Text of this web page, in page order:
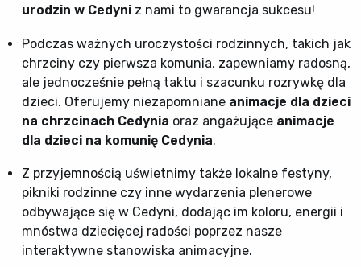
urodzin w Cedyni z nami to gwarancja sukcesu!
Podczas ważnych uroczystości rodzinnych, takich jak
chrzciny czy pierwsza komunia, zapewniamy radosną,
ale jednocześnie pełną taktu i szacunku rozrywkę dla
dzieci. Oferujemy niezapomniane animacje dla dzieci
na chrzcinach Cedynia oraz angażujące animacje
dla dzieci na komunię Cedynia.
Z przyjemnością uświetnimy także lokalne festyny,
pikniki rodzinne czy inne wydarzenia plenerowe
odbywające się w Cedyni, dodając im koloru, energii i
mnóstwa dziecięcej radości poprzez nasze
interaktywne stanowiska animacyjne.